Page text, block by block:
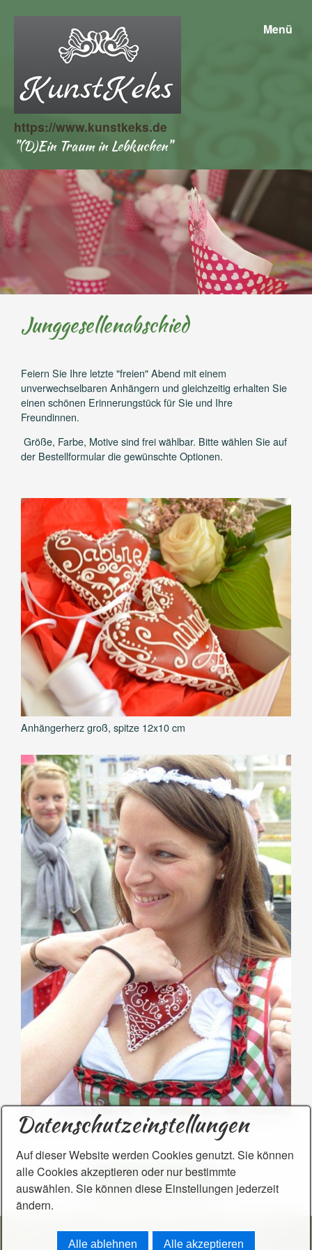
https://www.kunstkeks.de
"(D)Ein Traum in Lebkuchen"
Menü
Junggesellenabschied
Feiern Sie Ihre letzte "freien" Abend mit einem
unverwechselbaren Anhängern und gleichzeitig erhalten Sie
einen schönen Erinnerungstück für Sie und Ihre
Freundinnen.
Größe, Farbe, Motive sind frei wählbar. Bitte wählen Sie auf
der Bestellformular die gewünschte Optionen.
Anhängerherz groß, spitze 12x10 cm
Anhänger im "Einsatz"
Zur Bestellung / Anfrage
Kontakt Impressum
Widerrufsbelehrung
Datenschutzeinstellungen
​​​​​Auf dieser Website werden Cookies genutzt. Sie können
alle Cookies akzeptieren oder nur bestimmte
auswählen. Sie können diese Einstellungen jederzeit
ändern.
Alle ablehnen Alle akzeptieren